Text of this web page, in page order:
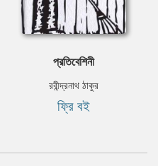
প্রতিবেশিনী
রবীন্দ্রনাথ ঠাকুর
ফ্রি বই